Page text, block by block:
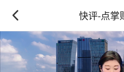
快评-点掌